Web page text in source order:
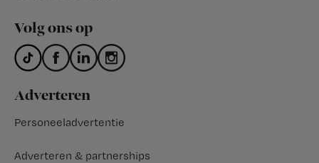
Volg ons op
Adverteren
Personeeladvertentie
Adverteren & partnerships